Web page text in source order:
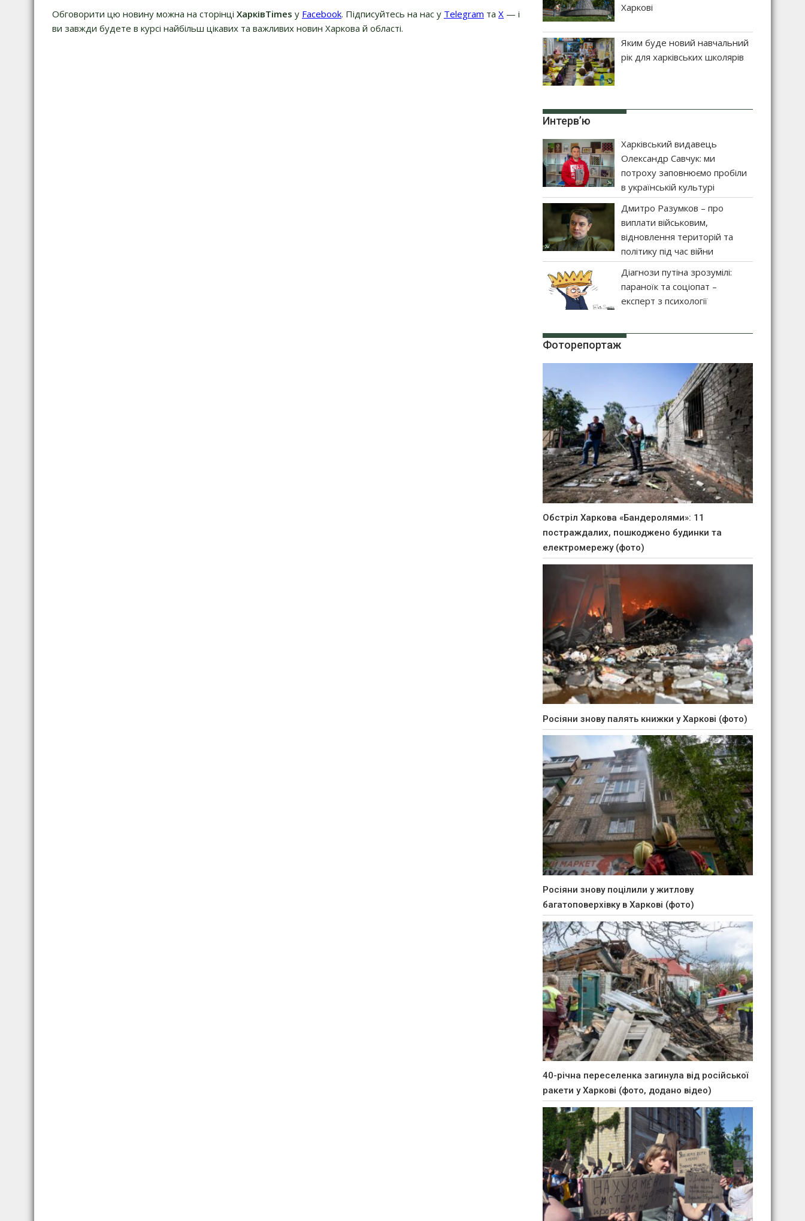
Обговорити цю новину можна на сторінці ХарківTimes у Facebook. Підписуйтесь на нас у Telegram та Х — і
ви завжди будете в курсі найбільш цікавих та важливих новин Харкова й області.
Харкові
Яким буде новий навчальний
рік для харківських школярів
Интерв’ю
Харківський видавець
Олександр Савчук: ми
потроху заповнюємо пробіли
в українській культурі
Дмитро Разумков – про
виплати військовим,
відновлення територій та
політику під час війни
Діагнози путіна зрозумілі:
параноїк та соціопат –
експерт з психології
Фоторепортаж
Обстріл Харкова «Бандеролями»: 11
постраждалих, пошкоджено будинки та
електромережу (фото)
Росіяни знову палять книжки у Харкові (фото)
Росіяни знову поцілили у житлову
багатоповерхівку в Харкові (фото)
40-річна переселенка загинула від російської
ракети у Харкові (фото, додано відео)